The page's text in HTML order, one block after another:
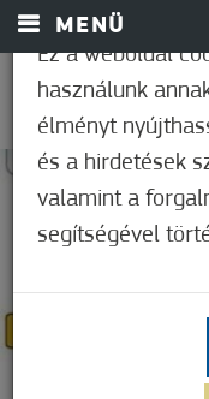
MENÜ
Nem értékelt
Ez a weboldal
használunk
élményt
és a hirdetések
valamint a
segítségével